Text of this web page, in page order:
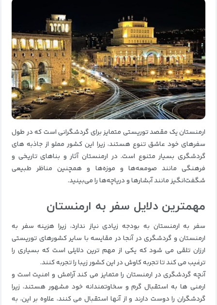
ارمنستان یک مقصد توریستی متمایز برای گردشگرانی است که در طول
سفرهای خود عاشق تنوع هستند، زیرا این کشور مملو از جاذبه های
گردشگری بسیار متنوع است. در ارمنستان آثار و بناهای تاریخی و
فرهنگی مانند صومعه‌ها و موزه‌ها و همچنین مناظر طبیعی
شگفت‌انگیز مانند آبشارها و دریاچه‌ها را می‌بینید.
مهمترین دلایل سفر به ارمنستان
سفر به ارمنستان به بودجه زیادی نیاز ندارد، زیرا هزینه سفر به
ارمنستان و گردشگری در آنجا در مقایسه با سایر کشورهای توریستی
ارزان تلقی می شود که یکی از مهم ترین دلایلی است که بسیاری را
ترغیب می کند تا تجربه کاوش در این کشور زیبا را تجربه کنند.
آنچه گردشگری در ارمنستان را متمایز می کند آرامش و امنیت است و
ارمنی ها به استقبال گرم و سخاوتمندانه خود مشهور هستند، زیرا
گردشگران را دوست دارند و از آنها استقبال می کنند، علاوه بر این، به